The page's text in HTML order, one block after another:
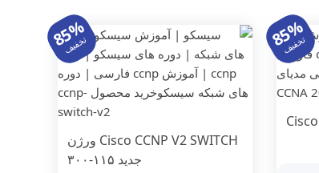
85%
تخفیف 85%
تخفیف
Cisco CCNP V2 SWITCH ورژن
جدید ۱۱۵-۳۰۰